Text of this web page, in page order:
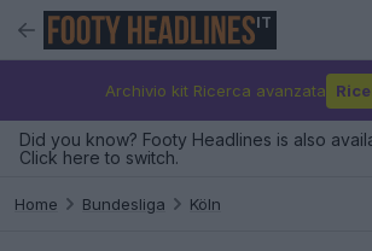
IT
Archivio kit Ricerca avanzata
Did you know? Footy Headlines is also
Click here to switch.
Home Bundesliga Köln